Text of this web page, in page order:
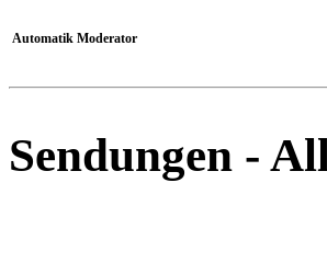
Automatik Moderator
Sendungen -